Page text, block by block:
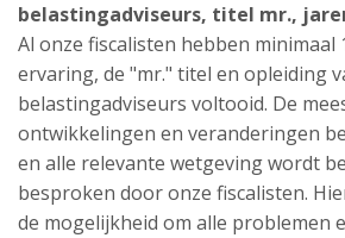
belastingadviseurs, titel mr.,
Al onze fiscalisten hebben minimaal
ervaring, de "mr." titel en opleiding
belastingadviseurs voltooid. De
ontwikkelingen en veranderingen
en alle relevante wetgeving wordt
besproken door onze fiscalisten.
de mogelijkheid om alle problemen